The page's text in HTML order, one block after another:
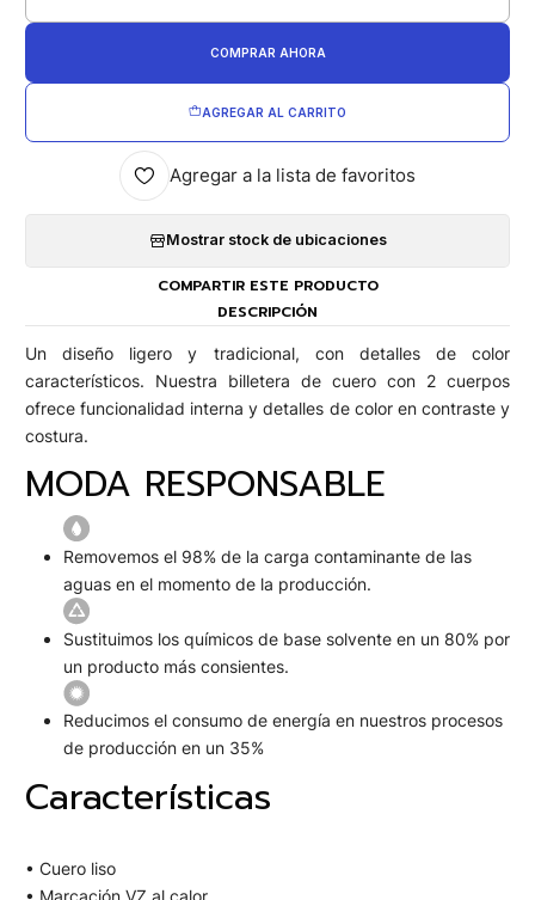
AGREGAR AL CARRITO
COMPRAR AHORA
Agregar a la lista de favoritos
Mostrar stock de ubicaciones
COMPARTIR ESTE PRODUCTO
DESCRIPCIÓN
Un diseño ligero y tradicional, con detalles de color
característicos. Nuestra billetera de cuero con 2 cuerpos
ofrece funcionalidad interna y detalles de color en contraste y
costura.
MODA RESPONSABLE
Removemos el 98% de la carga contaminante de las
aguas en el momento de la producción.
Sustituimos los químicos de base solvente en un 80% por
un producto más consientes.
Reducimos el consumo de energía en nuestros procesos
de producción en un 35%
Características
• Cuero liso